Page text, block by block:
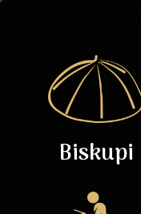
Biskupi